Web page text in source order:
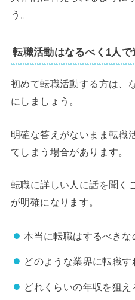
う。
転職活動はなるべく1人
初めて転職活動する方は、
にしましょう。
明確な答えがないまま転職
てしまう場合があります。
転職に詳しい人に話を聞く
が明確になります。
本当に転職はするべきな
どのような業界に転職す
どれくらいの年収を狙え